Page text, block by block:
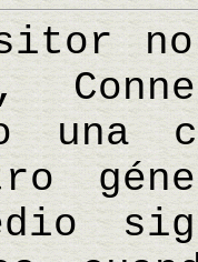
una